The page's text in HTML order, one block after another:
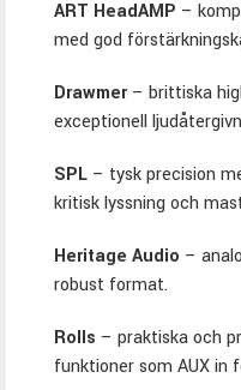
ART HeadAMP –
med god
Drawmer– brittiska
exceptionell
SPL – tysk precision
kritisk lyssning och
Heritage Audio –
robust format.
Rolls – praktiska och
funktioner som AUX in